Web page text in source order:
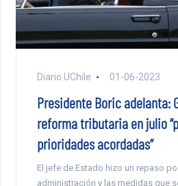
Diario UChile 01-06-2023
Presidente Boric adelanta:
reforma tributaria en julio
prioridades acordadas”
El jefe de Estado hizo un repaso
administración y las medidas que